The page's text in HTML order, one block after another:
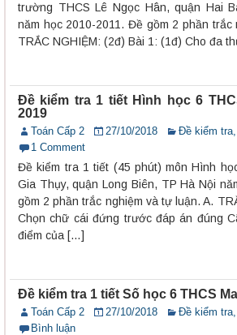
trường THCS Lê Ngọc Hân, quận Hai
năm học 2010-2011. Đề gồm 2 phần trắc
TRẮC NGHIỆM: (2đ) Bài 1: (1đ) Cho đa
Đề kiểm tra 1 tiết Hình học 6
2019
Toán Cấp 2 27/10/2018 Đề kiểm
1 Comment
Đề kiểm tra 1 tiết (45 phút) môn Hình
Gia Thụy, quận Long Biên, TP Hà Nội
gồm 2 phần trắc nghiệm và tự luận. A.
Chọn chữ cái đứng trước đáp án đúng
điểm của […]
Đề kiểm tra 1 tiết Số học 6 THCS
Toán Cấp 2 27/10/2018 Đề kiểm
Bình luận